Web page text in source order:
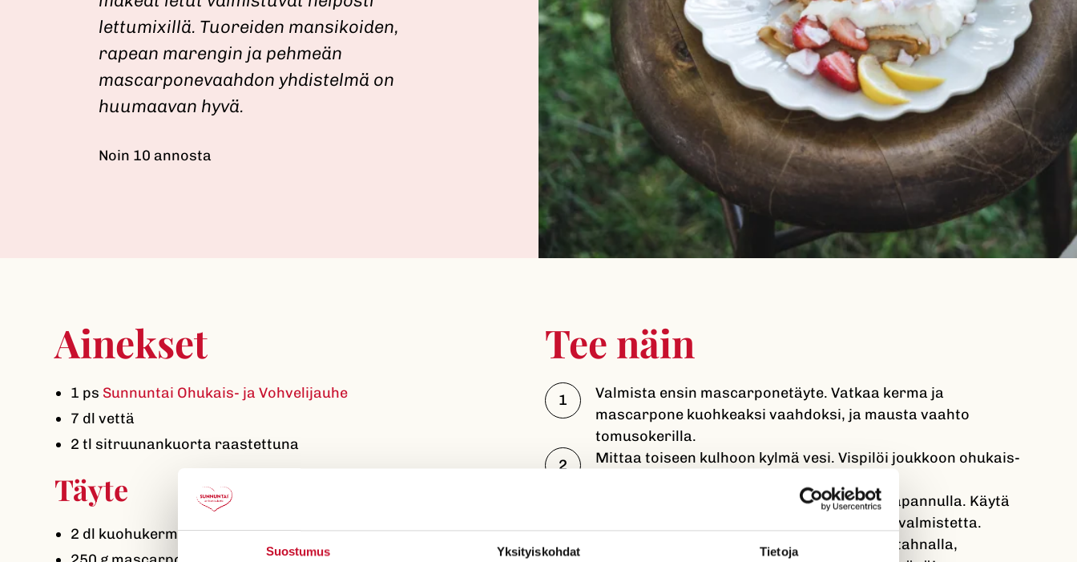
Suostumus Yksityiskohdat Tietoja
lettumixillä. Tuoreiden mansikoiden,
rapean marengin ja pehmeän
mascarponevaahdon yhdistelmä on
huumaavan hyvä.
Noin 10 annosta
Ainekset
1 ps Sunnuntai Ohukais- ja Vohvelijauhe
7 dl vettä
2 tl sitruunankuorta raastettuna
Täyte
2 dl kuohukermaa
Tee näin
Valmista ensin mascarponetäyte. Vatkaa kerma ja
mascarpone kuohkeaksi vaahdoksi, ja mausta vaahto
tomusokerilla.
Mittaa toiseen kulhoon kylmä vesi. Vispilöi joukkoon ohukais-
Paista letut paistinpannulla tai muurinpohjapannulla. Käytä
paistamiseen Sunnuntai Juokseva Rypsiöljyvalmistetta.
Täytä letut mascarponevaahdolla, sitruunatahnalla,